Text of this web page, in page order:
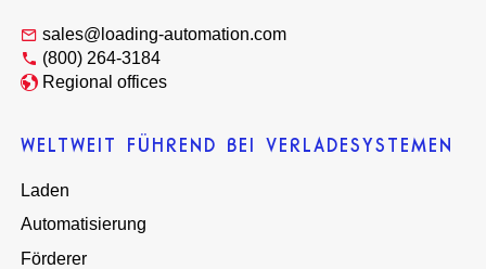
sales@loading-automation.com
(800) 264-3184
Regional offices
WELTWEIT FÜHREND BEI VERLADESYSTEMEN
Laden
Automatisierung
Förderer